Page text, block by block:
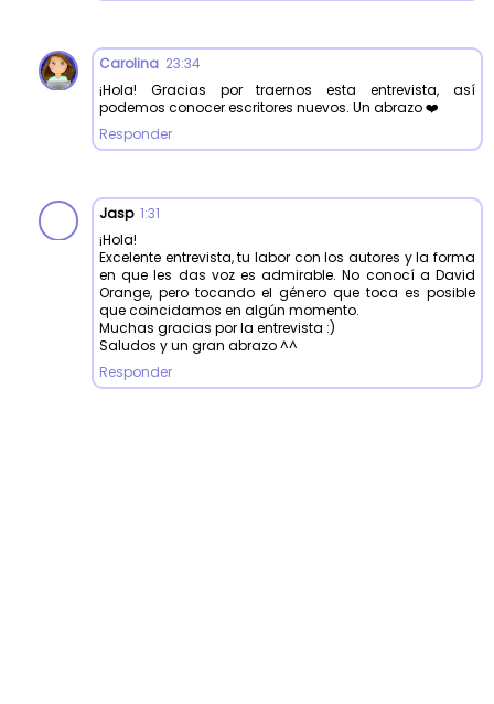
Carolina 23:34
¡Hola! Gracias por traernos esta entrevista, así
podemos conocer escritores nuevos. Un abrazo ❤️
Responder
Jasp 1:31
¡Hola!
Excelente entrevista, tu labor con los autores y la forma
en que les das voz es admirable. No conocí a David
Orange, pero tocando el género que toca es posible
que coincidamos en algún momento.
Muchas gracias por la entrevista :)
Saludos y un gran abrazo ^^
Responder